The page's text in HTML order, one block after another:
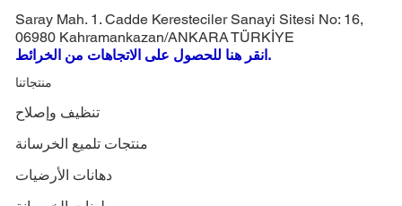
Saray Mah. 1. Cadde Keresteciler Sanayi Sitesi No: 16,
06980 Kahramankazan/ANKARA TÜRKİYE
انقر هنا للحصول على الاتجاهات من الخرائط.
منتجاتنا
تنظيف وإصلاح
منتجات تلميع الخرسانة
دهانات الأرضيات